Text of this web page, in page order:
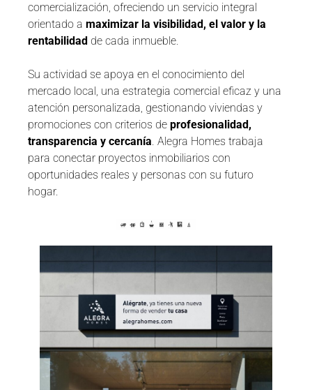
comercialización, ofreciendo un servicio integral
orientado a maximizar la visibilidad, el valor y la
rentabilidad de cada inmueble.
Su actividad se apoya en el conocimiento del
mercado local, una estrategia comercial eficaz y una
atención personalizada, gestionando viviendas y
promociones con criterios de profesionalidad,
transparencia y cercanía. Alegra Homes trabaja
para conectar proyectos inmobiliarios con
oportunidades reales y personas con su futuro
hogar.